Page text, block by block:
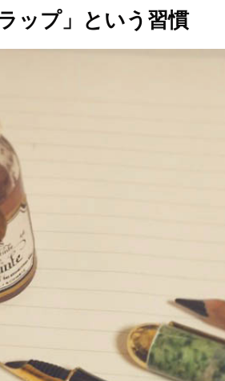
ップ」という習慣